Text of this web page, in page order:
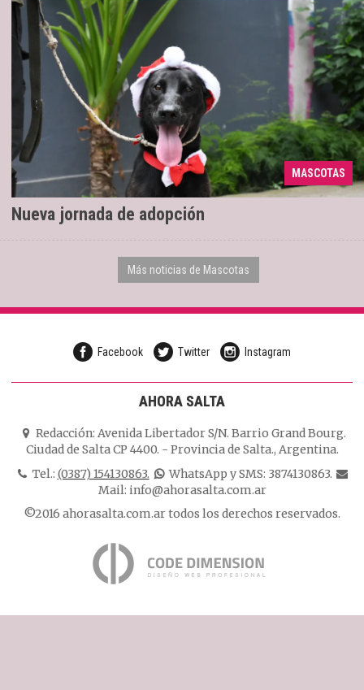
MASCOTAS
Nueva jornada de adopción
02/12/2025 En la plaza Alvarado de 10 a 13
Más noticias de Mascotas
Facebook Twitter Instagram
AHORA SALTA
Redacción: Avenida Libertador S/N. Barrio Grand Bourg.
Ciudad de Salta CP 4400. - Provincia de Salta., Argentina.
Tel.: (0387) 154130863.
WhatsApp y SMS: 3874130863.
Mail: info@ahorasalta.com.ar
©2016 ahorasalta.com.ar todos los derechos reservados.